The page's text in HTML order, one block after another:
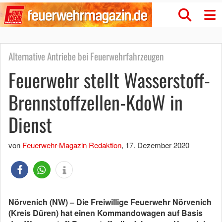
Alternative Antriebe bei Feuerwehrfahrzeugen
Feuerwehr stellt Wasserstoff-
Brennstoffzellen-KdoW in
Dienst
von Feuerwehr-Magazin Redaktion, 17. Dezember 2020
Nörvenich (NW) – Die Freiwillige Feuerwehr Nörvenich
(Kreis Düren) hat einen Kommandowagen auf Basis